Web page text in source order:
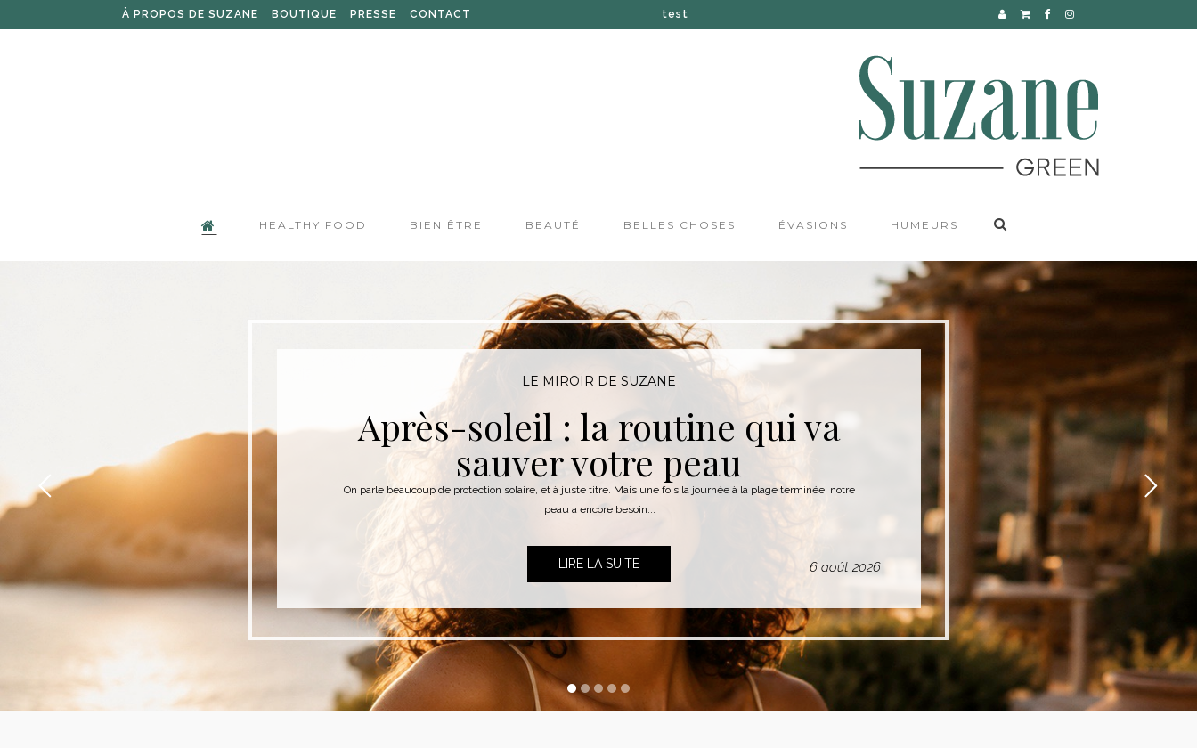
À PROPOS DE SUZANE BOUTIQUE PRESSE CONTACT test
HEALTHY FOOD BIEN ÊTRE BEAUTÉ BELLES CHOSES ÉVASIONS HUMEURS
Après-soleil : la routine qui va
sauver votre peau
6 août 2026
On parle beaucoup de protection solaire, et à juste titre. Mais une fois la journée à la plage terminée, notre
peau a encore besoin...
LE MIROIR DE SUZANE
LIRE LA SUITE